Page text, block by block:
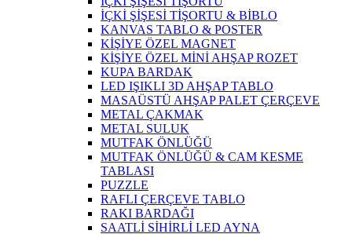
İÇKİ ŞİŞESİ TİŞORTU & BİBLO
KANVAS TABLO & POSTER
KİŞİYE ÖZEL MAGNET
KİŞİYE ÖZEL MİNİ AHŞAP ROZET
KUPA BARDAK
LED IŞIKLI 3D AHŞAP TABLO
MASAÜSTÜ AHŞAP PALET ÇERÇEVE
METAL ÇAKMAK
METAL SULUK
MUTFAK ÖNLÜĞÜ
MUTFAK ÖNLÜĞÜ & CAM KESME
TABLASI
PUZZLE
RAFLI ÇERÇEVE TABLO
RAKI BARDAĞI
SAATLİ SİHİRLİ LED AYNA